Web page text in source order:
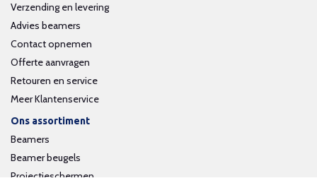
Verzending en levering
Advies beamers
Contact opnemen
Offerte aanvragen
Retouren en service
Meer Klantenservice
Ons assortiment
Beamers
Beamer beugels
Projectieschermen